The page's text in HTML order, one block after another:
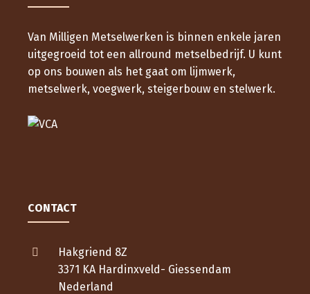
Van Milligen Metselwerken is binnen enkele jaren
uitgegroeid tot een allround metselbedrijf. U kunt
op ons bouwen als het gaat om lijmwerk,
metselwerk, voegwerk, steigerbouw en stelwerk.
CONTACT
Hakgriend 8Z
3371 KA Hardinxveld- Giessendam
Nederland